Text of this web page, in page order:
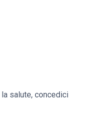
salute, concedici